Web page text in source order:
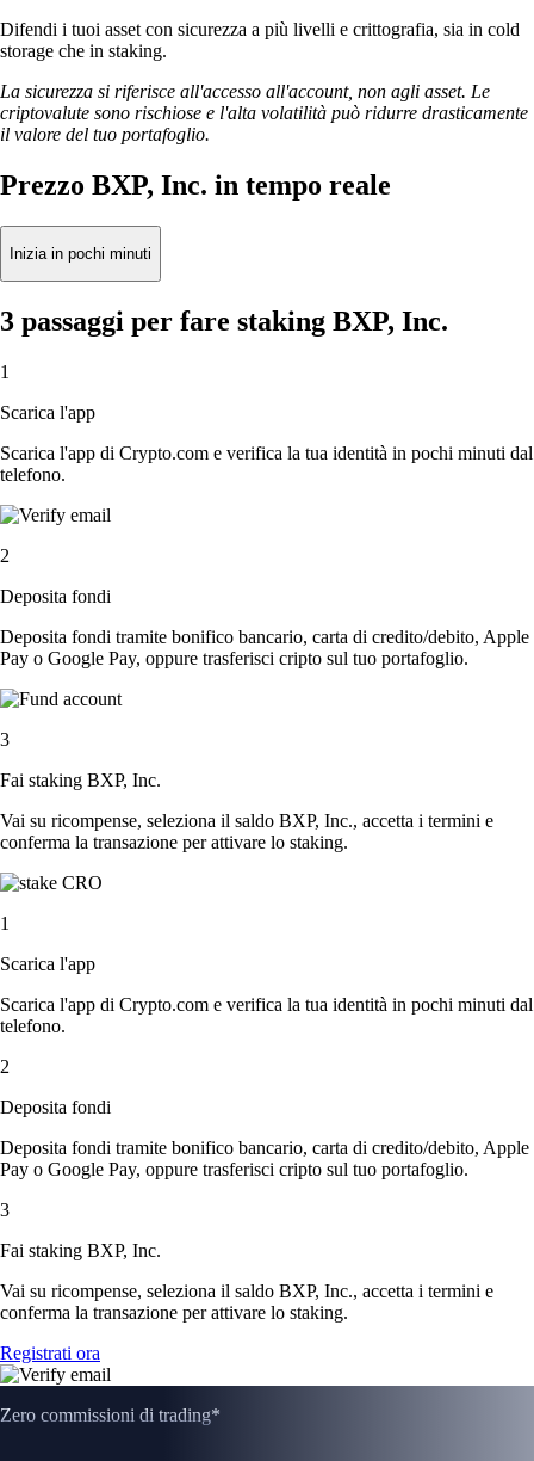
Difendi i tuoi asset con sicurezza a più livelli e crittografia, sia in cold
storage che in staking.
La sicurezza si riferisce all'accesso all'account, non agli asset. Le
criptovalute sono rischiose e l'alta volatilità può ridurre drasticamente
il valore del tuo portafoglio.
Prezzo BXP, Inc. in tempo reale
Inizia in pochi minuti
3 passaggi per fare staking BXP, Inc.
1
Scarica l'app
Scarica l'app di Crypto.com e verifica la tua identità in pochi minuti dal
telefono.
2
Deposita fondi
Deposita fondi tramite bonifico bancario, carta di credito/debito, Apple
Pay o Google Pay, oppure trasferisci cripto sul tuo portafoglio.
3
Fai staking BXP, Inc.
Vai su ricompense, seleziona il saldo BXP, Inc., accetta i termini e
conferma la transazione per attivare lo staking.
1
Scarica l'app
Scarica l'app di Crypto.com e verifica la tua identità in pochi minuti dal
telefono.
2
Deposita fondi
Deposita fondi tramite bonifico bancario, carta di credito/debito, Apple
Pay o Google Pay, oppure trasferisci cripto sul tuo portafoglio.
3
Fai staking BXP, Inc.
Vai su ricompense, seleziona il saldo BXP, Inc., accetta i termini e
conferma la transazione per attivare lo staking.
Registrati ora
Zero commissioni di trading*